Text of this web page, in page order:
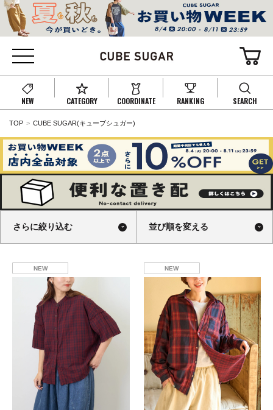
NEW CATEGORY COORDINATE RANKING SEARCH
TOP CUBE SUGAR(キューブシュガー)
さらに絞り込む 並び順を変える
NEW NEW